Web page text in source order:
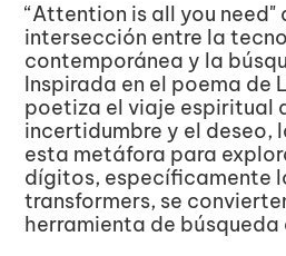
“Attention is all you need"
intersección entre la
contemporánea y la
Inspirada en el poema de
poetiza el viaje espiritual
incertidumbre y el deseo,
esta metáfora para
dígitos, específicamente
transformers, se
herramienta de búsqueda